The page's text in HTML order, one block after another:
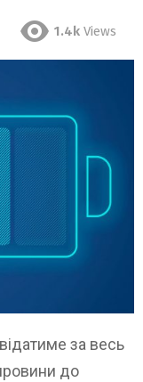
1.4k Views
за весь
до